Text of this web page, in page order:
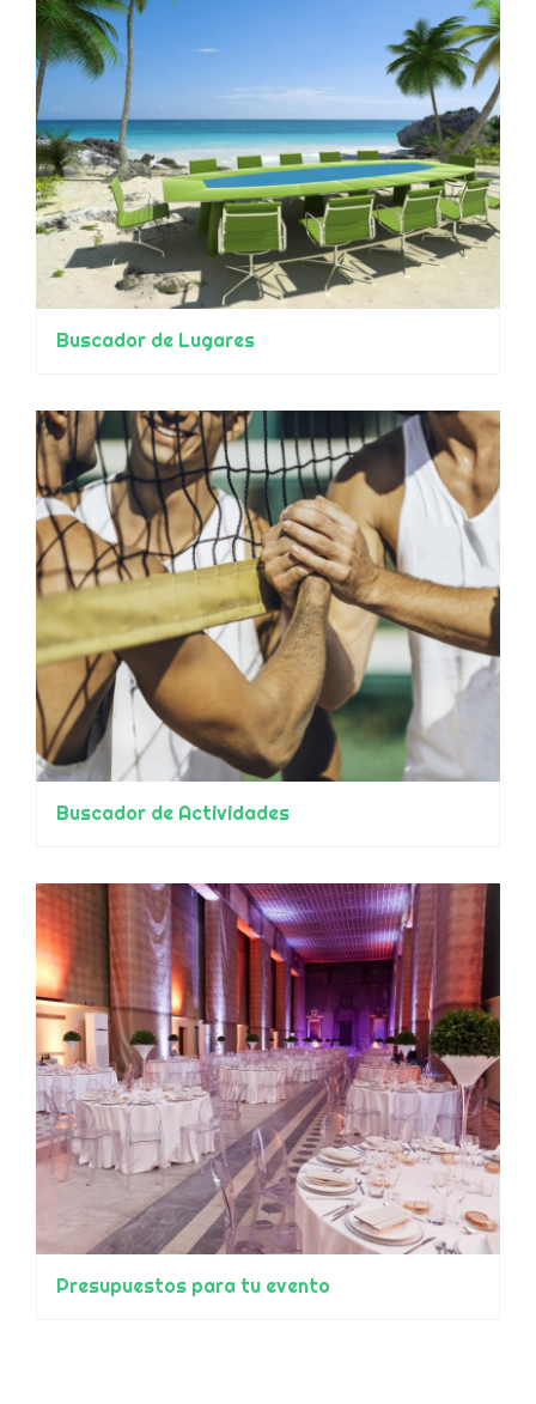
Buscador de Lugares
Buscador de Actividades
Presupuestos para tu evento